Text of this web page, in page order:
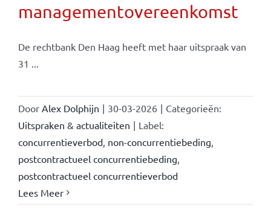
managementovereenkomst
De rechtbank Den Haag heeft met haar uitspraak van
31 ...
Door Alex Dolphijn | 30-03-2026 | Categorieën:
Uitspraken & actualiteiten | Label:
concurrentieverbod, non-concurrentiebeding
postcontractueel concurrentiebeding
postcontractueel concurrentieverbod
Lees Meer